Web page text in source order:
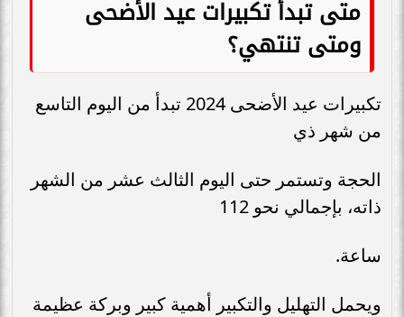
متى تبدأ تكبيرات عيد الأضحى
ومتى تنتهي؟
تكبيرات عيد الأضحى 2024 تبدأ من اليوم التاسع
من شهر ذي
الحجة وتستمر حتى اليوم الثالث عشر من الشهر
ذاته، بإجمالي نحو 112
ساعة.
ويحمل التهليل والتكبير أهمية كبير وبركة عظيمة